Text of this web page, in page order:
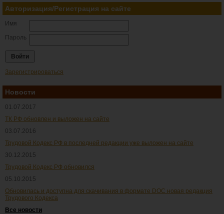
Авторизация/Регистрация на сайте
Имя
Пароль
Зарегистрироваться
Новости
01.07.2017
ТК РФ обновлен и выложен на сайте
03.07.2016
Трудовой Кодекс РФ в последней редакции уже выложен на сайте
30.12.2015
Трудовой Кодекс РФ обновился
05.10.2015
Обновилась и доступна для скачивания в формате DOC новая редакция
Трудового Кодекса
Все новости